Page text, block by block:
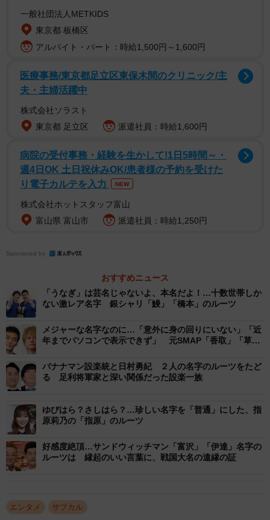
さて、「岩倉」という名字は公家以外にも多い。というの
も、愛知県に岩倉市があるなど、各地に「岩倉」という地
名があり、そこに住んだ人が「岩倉」を名字にしたから
だ。では、「岩倉」とはどういう意味なのだろうか。
「倉」のつく名字は意外と多く、名字ランキングのベスト
1000には「小倉」「倉田」「朝倉」「大倉」「板倉」「高
のつく名字が11個も入っている。
現在、「倉」というと大事なものをしまっておく倉庫を連
想するが、これらの名字をみると、倉田、倉本、熊倉な
ど、倉＝倉庫とするとルーツの場所が理解しづらいものが
本国語大辞典」をひくと、「くら」には「谷」という漢字
をあて、古代では谷間の意味があったと記されている。ま
た、「地名用語語源辞典」（東京堂出版）では切り立った
岩壁などを「くら」と読んだとある。
そうすると、「倉田」は谷間の田、「倉本」は切り立った
岩壁の下となり場所が想像しやすい。また「くま」も古く
は熊のいる谷ではなく、谷の奥まった場所のことだろう。
とすると、「いわくら」とは岩のゴツゴツとした谷間のこ
ととなる。「谷」と書いて「くら」と読むのは難読のた
窪地の「窪」に対して「久しく保つ」という意味で「久
一般社団法人METKIDS
東京都 板橋区
アルバイト・パート：時給1,500円～1,600円
医療事務/東京都足立区東保木間のクリニック/主
夫・主婦活躍中
株式会社ソラスト
東京都 足立区
派遣社員：時給1,600円
病院の受付事務・経験を生かして!1日5時間～・
週4日OK 土日祝休みOK/患者様の予約を受けた
り電子カルテを入力
NEW
株式会社ホットスタッフ富山
富山県 富山市
派遣社員：時給1,250円
Sponsored by
おすすめニュース
「うなぎ」は芸名じゃないよ、本名だよ！…十数世帯しか
ない激レア名字 銀シャリ「鰻」「橋本」のルーツ
メジャーな名字なのに…「意外に身の回りにいない」「近
年までパソコンで表示できず」 元SMAP「香取」「草
バナナマン設楽統と日村勇紀 ２人の名字のルーツをたど
る 足利将軍家と深い関係だった設楽一族
ゆびはら？さしはら？…珍しい名字を「普通」にした、指
原莉乃の「指原」のルーツ
好感度絶頂…サンドウィッチマン「富沢」「伊達」名字の
ルーツは 縁起のいい言葉に、戦国大名の遠縁の証
エンタメ サブカル